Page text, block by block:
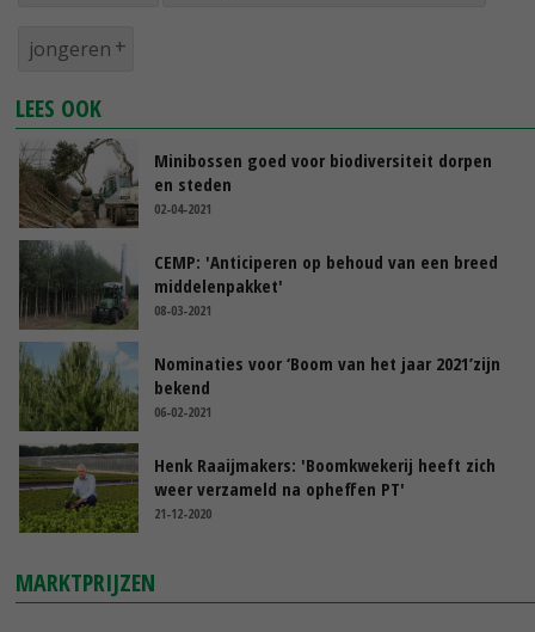
jongeren
LEES OOK
Minibossen goed voor biodiversiteit dorpen
en steden
02-04-2021
CEMP: 'Anticiperen op behoud van een breed
middelenpakket'
08-03-2021
Nominaties voor ‘Boom van het jaar 2021’zijn
bekend
06-02-2021
Henk Raaijmakers: 'Boomkwekerij heeft zich
weer verzameld na opheffen PT'
21-12-2020
MARKTPRIJZEN